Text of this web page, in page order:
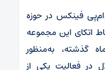
فینکس در حوزه
اتکای این مجموعه
گذشته، به‌منظور
در فعالیت یکی از